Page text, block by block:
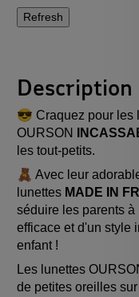
Description
😎 Craquez pour les
OURSON
les tout-petits.
🧸 Avec leur
lunettes MADE IN
séduire les parents à
efficace et d'un style
enfant !
Les lunettes
de petites oreilles